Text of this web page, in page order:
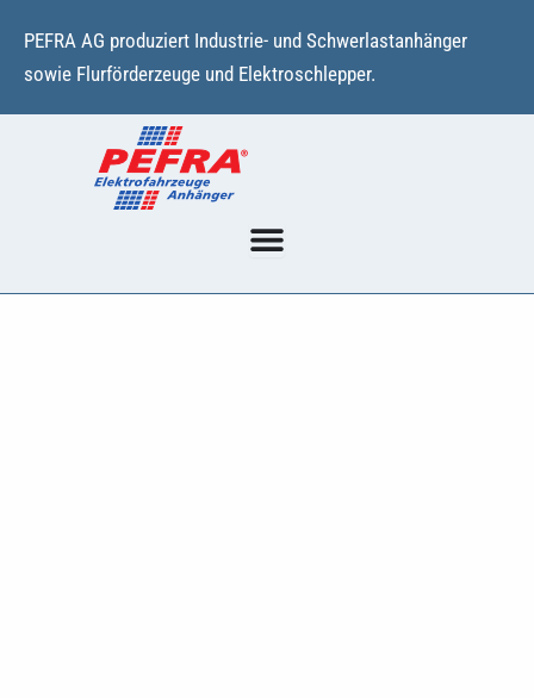
Inhalt
springen
PEFRA AG produziert Industrie- und Schwerlastanhänger
sowie Flurförderzeuge und Elektroschlepper.